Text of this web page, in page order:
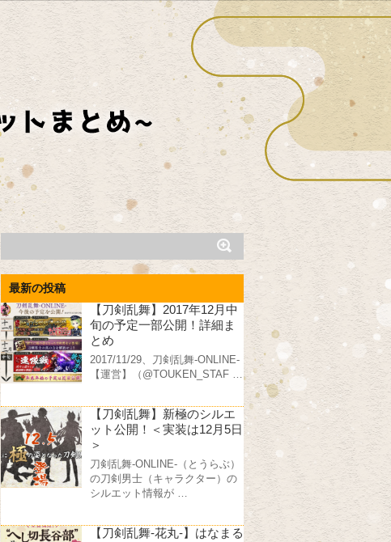
最新の投稿
【刀剣乱舞】2017年12月中
旬の予定一部公開！詳細ま
とめ
2017/11/29、刀剣乱舞-ONLINE-
【運営】（@TOUKEN_STAF …
【刀剣乱舞】新極のシルエ
ット公開！＜実装は12月5日
＞
刀剣乱舞-ONLINE-（とうらぶ）
の刀剣男士（キャラクター）の
シルエット情報が …
【刀剣乱舞-花丸-】はなまる